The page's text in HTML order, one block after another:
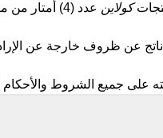
كولاين عدد (4) أمتار من مواسير ، بينما لا تشمل باقي المنتجات أي أمتار مواسير
عن ظروف خارجة عن
على جميع الشروط والأحكام